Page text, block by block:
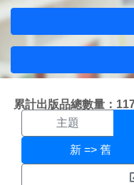
累計出版品總數量：
施政搜尋
主題
新 => 舊